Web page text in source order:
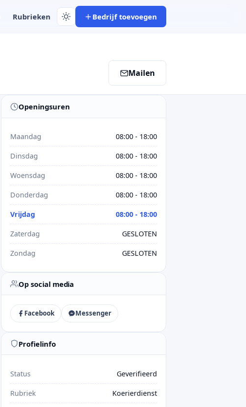
Rubrieken Bedrijf toevoegen
Mailen
Openingsuren
Maandag 08:00 - 18:00
Dinsdag 08:00 - 18:00
Woensdag 08:00 - 18:00
Donderdag 08:00 - 18:00
Vrijdag 08:00 - 18:00
Zaterdag GESLOTEN
Zondag GESLOTEN
Op social media
Facebook Messenger
Profielinfo
Status Geverifieerd
Rubriek Koerierdienst